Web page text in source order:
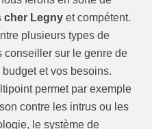
cher Legny et compétent.
plusieurs types de
conseiller sur le genre de
et vos besoins.
permet par exemple
contre les intrus ou les
le système de